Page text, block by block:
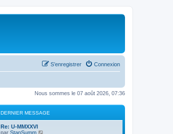
Connexion
S’enregistrer
Nous sommes le 07 août 2026, 07:36
DERNIER MESSAGE
Re: U-MMXXVI
par StanSumm